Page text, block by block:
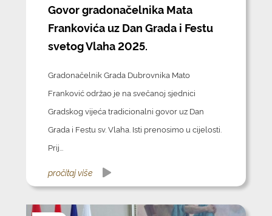
Govor gradonačelnika Mata
Frankovića uz Dan Grada i Festu
svetog Vlaha 2025.
Gradonačelnik Grada Dubrovnika Mato
Franković održao je na svečanoj sjednici
Gradskog vijeća tradicionalni govor uz Dan
Grada i Festu sv. Vlaha. Isti prenosimo u cijelosti.
Prij...
pročitaj više